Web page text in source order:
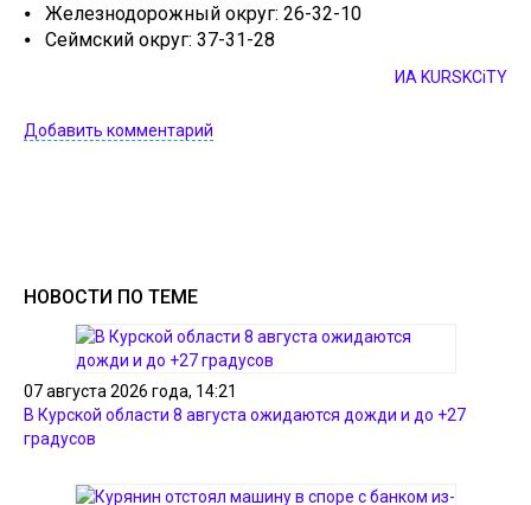
⦁ Железнодорожный округ: 26-32-10
⦁ Сеймский округ: 37-31-28
ИА KURSKCiTY
Добавить комментарий
НОВОСТИ ПО ТЕМЕ
07 августа 2026 года, 14:21
В Курской области 8 августа ожидаются дожди и до +27
градусов